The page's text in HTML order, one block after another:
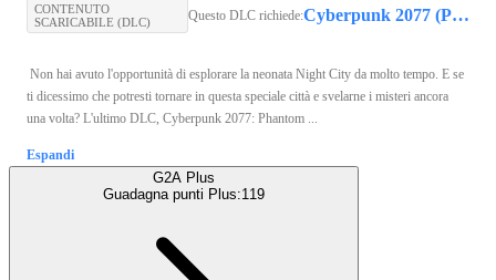
CONTENUTO
SCARICABILE (DLC)
Questo DLC richiede: Cyberpunk 2077 (PC) - GOG.COM Key - GLOBAL
Non hai avuto l'opportunità di esplorare la neonata Night City da molto tempo. E se
ti dicessimo che potresti tornare in questa speciale città e svelarne i misteri ancora
una volta? L'ultimo DLC, Cyberpunk 2077: Phantom ...
Espandi
G2A Plus
Guadagna punti Plus:119